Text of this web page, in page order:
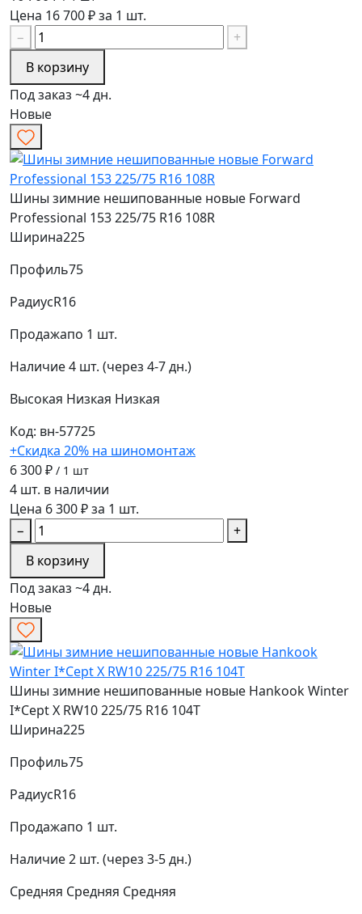
Цена 16 700 ₽ за 1 шт.
−
+
В корзину
Под заказ ~4 дн.
Новые
Шины зимние нешипованные новые Forward
Professional 153 225/75 R16 108R
Ширина225
Профиль75
РадиусR16
Продажапо 1 шт.
Наличие4 шт. (через 4-7 дн.)
Высокая Низкая Низкая
Код: вн-57725
+Скидка 20% на шиномонтаж
6 300 ₽ / 1 шт
4 шт. в наличии
Цена 6 300 ₽ за 1 шт.
−
+
В корзину
Под заказ ~4 дн.
Новые
Шины зимние нешипованные новые Hankook Winter
I*Cept X RW10 225/75 R16 104T
Ширина225
Профиль75
РадиусR16
Продажапо 1 шт.
Наличие2 шт. (через 3-5 дн.)
Средняя Средняя Средняя